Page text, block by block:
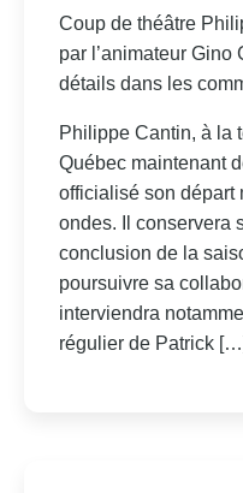
Coup de théâtre
par l’animateur
détails dans les
Philippe Cantin, à la
Québec maintenant
officialisé son départ
ondes. Il conservera
conclusion de la
poursuivre sa
interviendra
régulier de Patrick